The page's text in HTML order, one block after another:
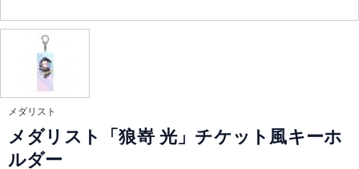
メダリスト
メダリスト「狼嵜 光」チケット風キーホ
ルダー